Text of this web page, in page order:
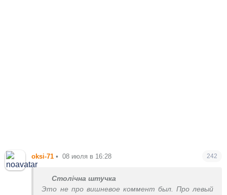
oksi-71 • 08 июля в 16:28 242
Столічна штучка
Это не про вишневое коммент был. Про левый